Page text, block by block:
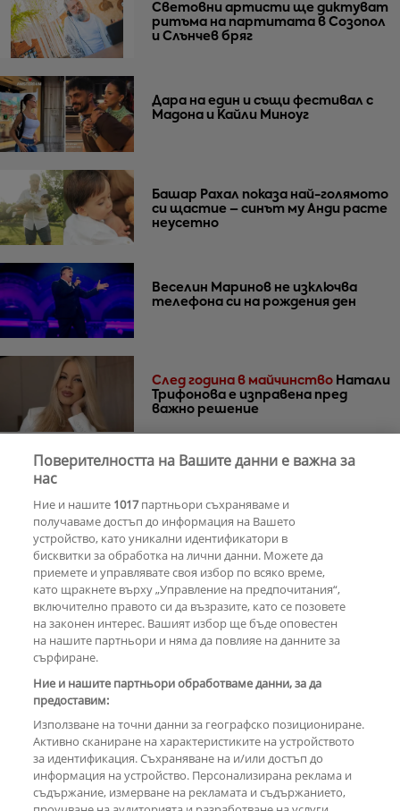
Световни артисти ще диктуват
ритъма на партитата в Созопол
и Слънчев бряг
Дара на един и същи фестивал с
Мадона и Кайли Миноуг
Башар Рахал показа най-голямото
си щастие – синът му Анди расте
неусетно
Веселин Маринов не изключва
телефона си на рождения ден
След година в майчинство Натали
Трифонова е изправена пред
важно решение
приятелки
РЕКЛАМА
КОМЕНТАРИ
Поверителността на Вашите данни е важна за
нас
Ние и нашите 1017партньори съхраняваме и
получаваме достъп до информация на Вашето
устройство, като уникални идентификатори в
бисквитки за обработка на лични данни. Можете да
приемете и управлявате своя избор по всяко време,
като щракнете върху „Управление на предпочитания“,
включително правото си да възразите, като се позовете
на законен интерес. Вашият избор ще бъде оповестен
на нашите партньори и няма да повлияе на данните за
сърфиране.
Ние и нашите партньори обработваме данни, за да
предоставим:
Използване на точни данни за географско позициониране.
Активно сканиране на характеристиките на устройството
за идентификация. Съхраняване на и/или достъп до
информация на устройство. Персонализирана реклама и
съдържание, измерване на рекламата и съдържанието,